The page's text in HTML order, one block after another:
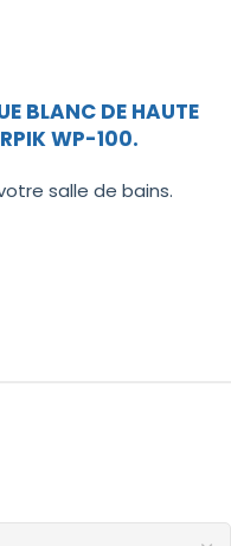
BLANC DE HAUTE
WP-100.
salle de bains.